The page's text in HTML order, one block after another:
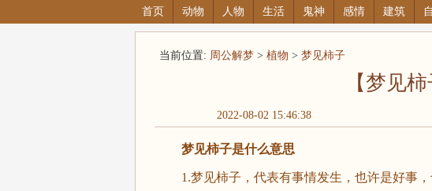
首页 动物 人物 生活 鬼神 感情 建筑
当前位置: 周公解梦> 植物 > 梦见柿子
【梦见柿
2022-08-02 15:46:38
梦见柿子是什么意思
1.梦见柿子，代表有事情发生，也许是好事，